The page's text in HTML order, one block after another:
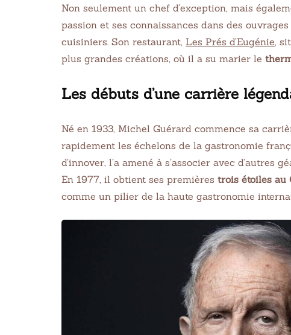
Non seulement un chef d’exception, mais
passion et ses connaissances dans des
cuisiniers. Son restaurant, Les Prés d’Eugénie,
plus grandes créations, où il a su marier le
Les débuts d’une carrière
Né en 1933, Michel Guérard commence sa
rapidement les échelons de la gastronomie
d’innover, l’a amené à s’associer avec d’autres
En 1977, il obtient ses premières trois étoiles au
comme un pilier de la haute gastronomie